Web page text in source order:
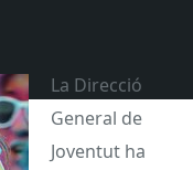
La Direcció
General de
Joventut ha